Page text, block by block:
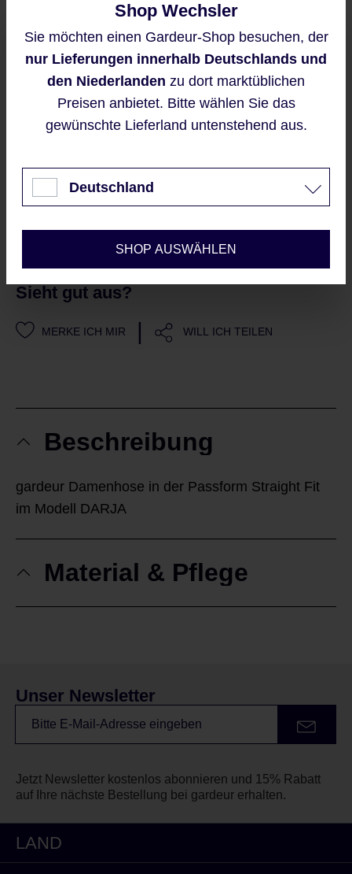
Größentabelle
Preise inkl. MwSt. zzgl. Versandkosten
Regulärer Preis:
109,95 €
Sofort verfügbar, Lieferzeit: 2-5 Werktage
IN DEN WARENKORB
Sieht gut aus?
MERKE ICH MIR | WILL ICH TEILEN
Beschreibung
gardeur Damenhose in der Passform Straight Fit
im Modell DARJA
Material & Pflege
Unser Newsletter
Jetzt Newsletter kostenlos abonnieren und 15% Rabatt
auf Ihre nächste Bestellung bei gardeur erhalten.
LAND
Shop Wechsler
Sie möchten einen Gardeur-Shop besuchen, der
nur Lieferungen innerhalb Deutschlands und
den Niederlanden zu dort marktüblichen
Preisen anbietet. Bitte wählen Sie das
gewünschte Lieferland untenstehend aus.
Deutschland
SHOP AUSWÄHLEN
Diese Website verwendet Cookies,
um eine bestmögliche Erfahrung
bieten zu können.